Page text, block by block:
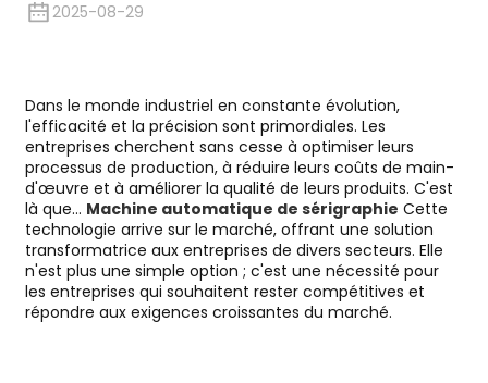
2025-08-29
Dans le monde industriel en constante évolution,
l'efficacité et la précision sont primordiales. Les
entreprises cherchent sans cesse à optimiser leurs
processus de production, à réduire leurs coûts de main-
d'œuvre et à améliorer la qualité de leurs produits. C'est
là que… Machine automatique de sérigraphie Cette
technologie arrive sur le marché, offrant une solution
transformatrice aux entreprises de divers secteurs. Elle
n'est plus une simple option ; c'est une nécessité pour
les entreprises qui souhaitent rester compétitives et
répondre aux exigences croissantes du marché.